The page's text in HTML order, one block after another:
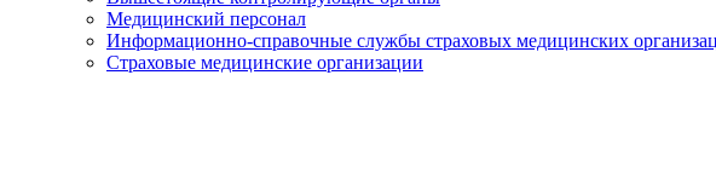
Медицинский персонал
Информационно-справочные службы страховых медицинских
Страховые медицинские организации